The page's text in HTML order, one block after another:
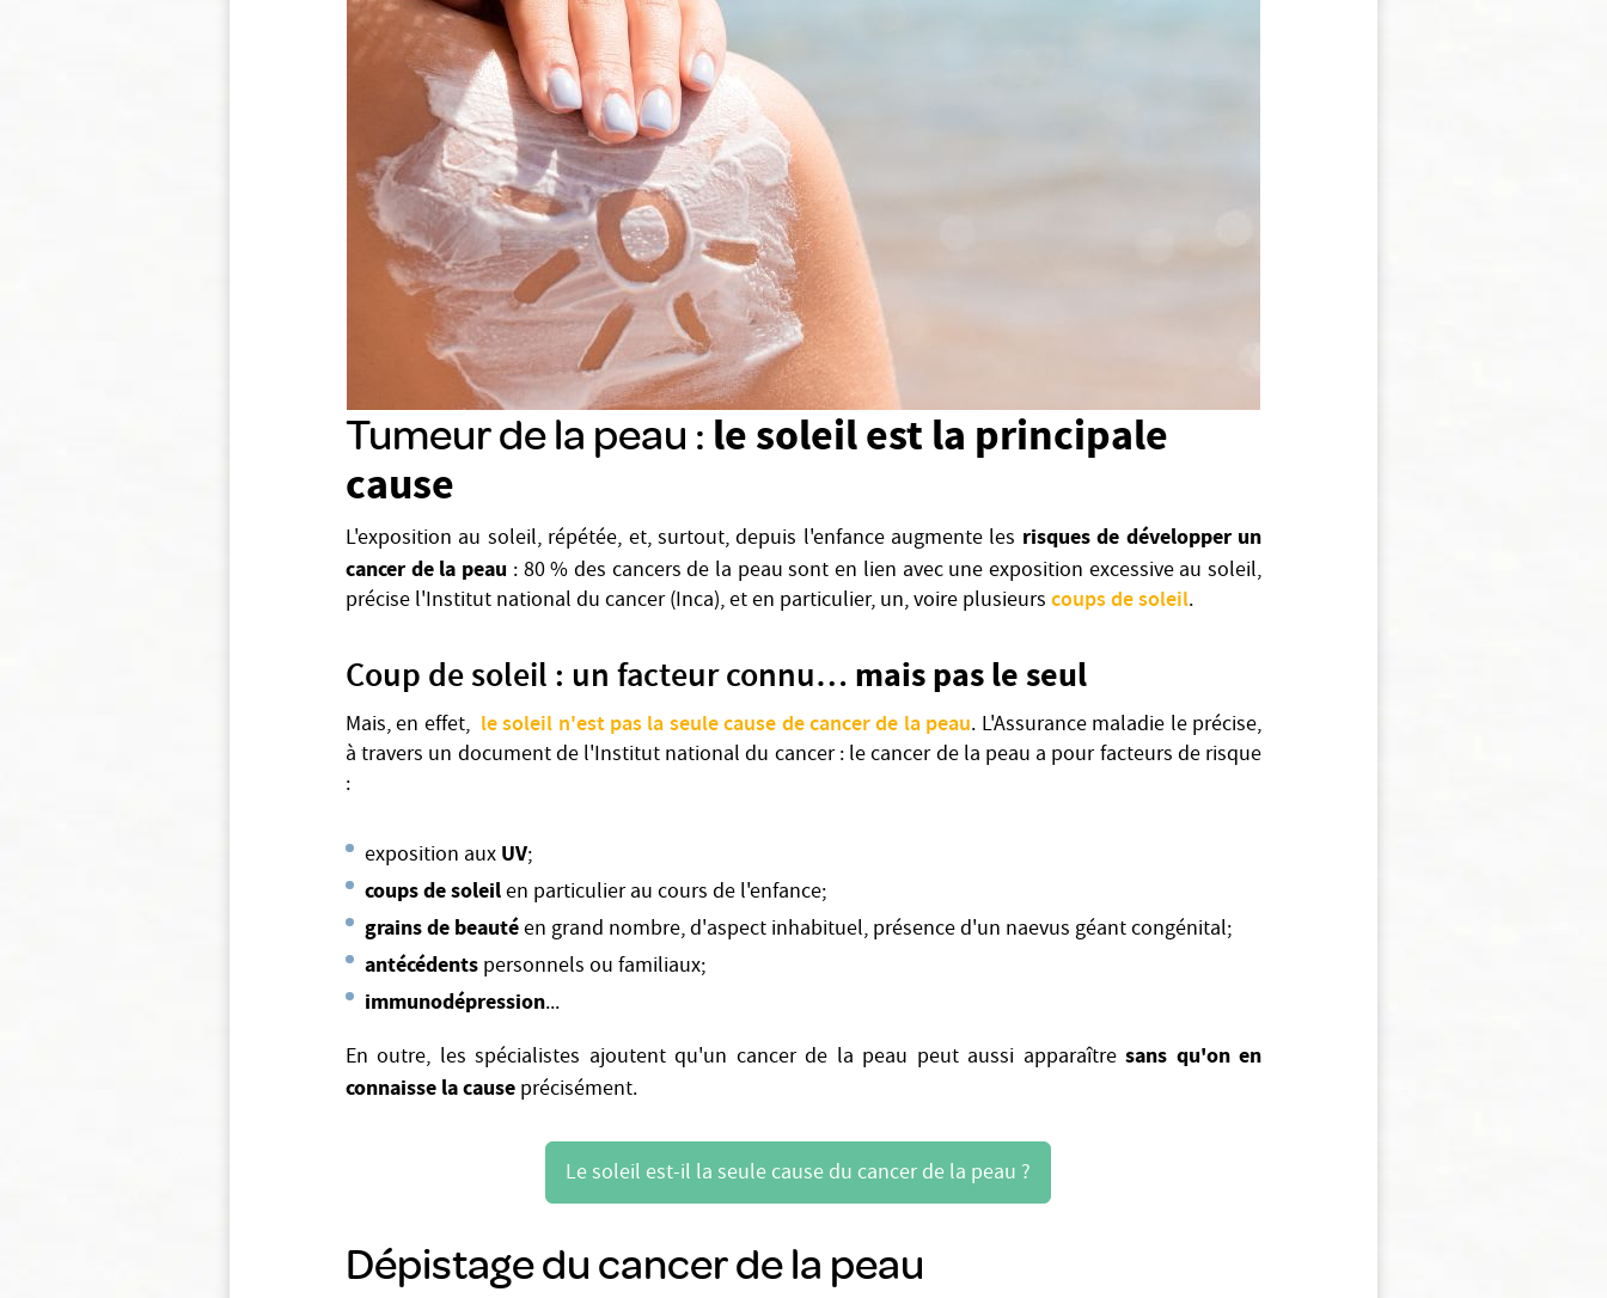
Tumeur de la peau : le soleil est la principale
cause
L'exposition au soleil, répétée, et, surtout, depuis l'enfance augmente les risques de développer un
cancer de la peau : 80 % des cancers de la peau sont en lien avec une exposition excessive au soleil,
précise l'Institut national du cancer (Inca), et en particulier, un, voire plusieurscoups de soleil.
Coup de soleil : un facteur connu… mais pas le seul
Mais, en effet, le soleil n'est pas la seule cause de cancer de la peau. L'Assurance maladie le précise,
à travers un document de l'Institut national du cancer : le cancer de la peau a pour facteurs de risque
:
exposition aux UV;
coups de soleilen particulier au cours de l'enfance;
grains de beautéen grand nombre, d'aspect inhabituel, présence d'un naevus géant congénital;
antécédents personnels ou familiaux;
immunodépression...
En outre, les spécialistes ajoutent qu'un cancer de la peau peut aussi apparaîtresans qu'on en
connaisse la cause précisément.
Le soleil est-il la seule cause du cancer de la peau ?
Dépistage du cancer de la peau